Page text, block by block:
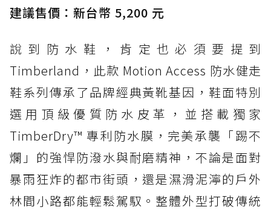
建議售價：新台幣 5,200 元
說到防水鞋，肯定也必須要提到
Timberland，此款 Motion Access 防水健走
鞋系列傳承了品牌經典黃靴基因，鞋面特別
選用頂級優質防水皮革，並搭載獨家
TimberDry™ 專利防水膜，完美承襲「踢不
爛」的強悍防潑水與耐磨精神，不論是面對
暴雨狂炸的都市街頭，還是濕滑泥濘的戶外
林間小路都能輕鬆駕馭。整體外型打破傳統